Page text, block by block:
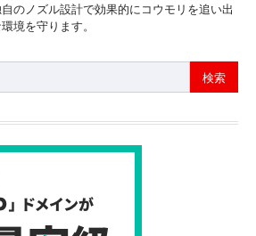
のノズル設計で効果的にコウモリを追い出
境を守ります。